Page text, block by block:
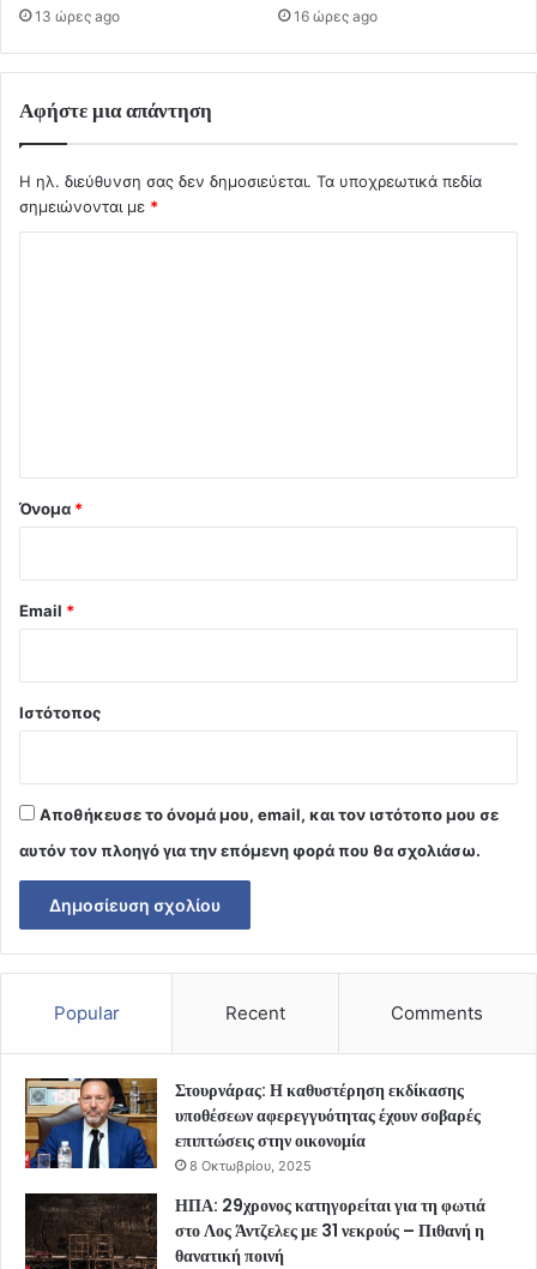
13 ώρες ago 16 ώρες ago
Αφήστε μια απάντηση
Η ηλ. διεύθυνση σας δεν δημοσιεύεται. Τα υποχρεωτικά πεδία
σημειώνονται με *
Όνομα *
Email *
Ιστότοπος
Αποθήκευσε το όνομά μου, email, και τον ιστότοπο μου σε
αυτόν τον πλοηγό για την επόμενη φορά που θα σχολιάσω.
Popular Recent Comments
Στουρνάρας: Η καθυστέρηση εκδίκασης
υποθέσεων αφερεγγυότητας έχουν σοβαρές
επιπτώσεις στην οικονομία
8 Οκτωβρίου, 2025
ΗΠΑ: 29χρονος κατηγορείται για τη φωτιά
στο Λος Άντζελες με 31 νεκρούς – Πιθανή η
θανατική ποινή